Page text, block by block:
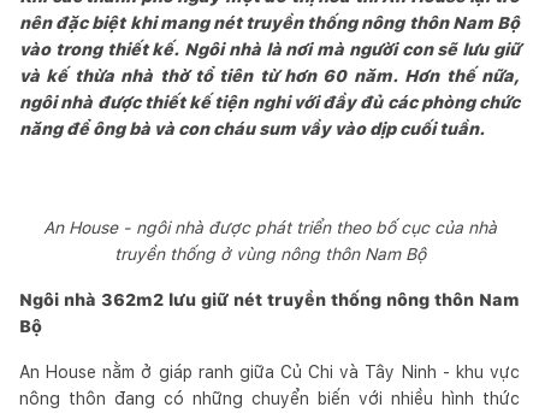
nên đặc biệt khi mang nét truyền thống nông thôn Nam Bộ
vào trong thiết kế. Ngôi nhà là nơi mà người con sẽ lưu giữ
và kế thừa nhà thờ tổ tiên từ hơn 60 năm. Hơn thế nữa,
ngôi nhà được thiết kế tiện nghi với đầy đủ các phòng chức
năng để ông bà và con cháu sum vầy vào dịp cuối tuần.
An House - ngôi nhà được phát triển theo bố cục của nhà
truyền thống ở vùng nông thôn Nam Bộ
Ngôi nhà 362m2 lưu giữ nét truyền thống nông thôn Nam
Bộ
An House nằm ở giáp ranh giữa Củ Chi và Tây Ninh - khu vực
nông thôn đang có những chuyển biến với nhiều hình thức